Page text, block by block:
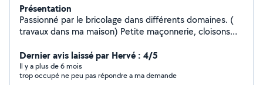
Présentation
Passionné par le bricolage dans différents domaines. (
travaux dans ma maison) Petite maçonnerie, cloisons
menuiserie extérieures / intérieures, carrelage,
peintures, terrasse bois, etc. Si je ne reponds pas c'est
que mon abonnement me limite dans les réponses,
Dernier avis laissé par Hervé : 4/5
Il y a plus de 6 mois
trop occupé ne peu pas répondre a ma demande